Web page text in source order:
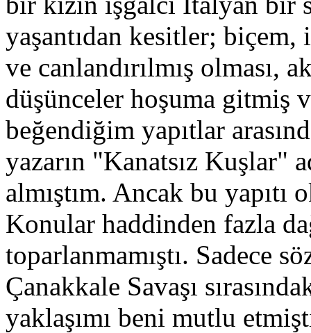
yaşantıdan kesitler;
ve canlandırılmış olması,
düşünceler hoşuma gitmiş
beğendiğim yapıtlar
yazarın "Kanatsız Kuşlar"
almıştım. Ancak bu yapıtı
Konular haddinden fazla
toparlanmamıştı. Sadece
Çanakkale Savaşı
yaklaşımı beni mutlu